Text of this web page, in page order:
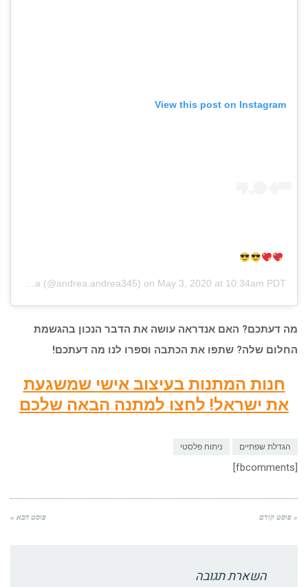
View this post on Instagram
Andrea Ivanova (@andrea.andrea345) on May 3, 2020 at 10:34am PDT
מה דעתכם? האם אנדראה עושה את הדבר הנכון בהגשמת
החלום שלה? שתפו את הכתבה וספרו לנו מה דעתכם!
חנות המתנות בעיצוב אישי שמשגעת
את ישראל! לחצו למתנה הבאה שלכם
הגדלת שפתיים ניתוח פלסטי
[fbcomments]
« פוסט קודם פוסט הבא »
השארת תגובה